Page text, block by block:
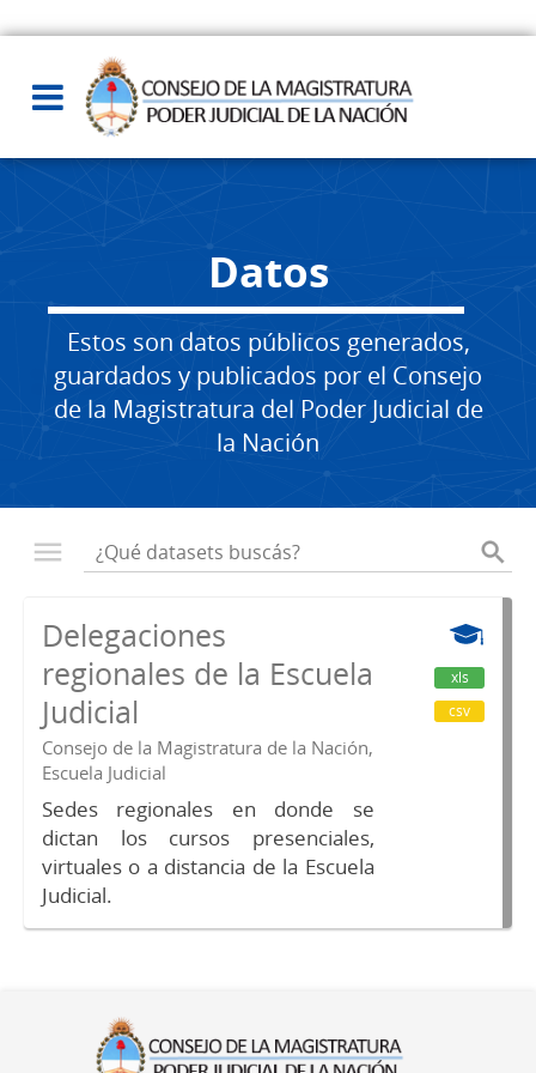
Datos
Estos son datos públicos generados,
guardados y publicados por el Consejo
de la Magistratura del Poder Judicial de
la Nación
Delegaciones
regionales de la Escuela
Judicial
Consejo de la Magistratura de la Nación,
Escuela Judicial
Sedes regionales en donde se
dictan los cursos presenciales,
virtuales o a distancia de la Escuela
Judicial.
xls
csv